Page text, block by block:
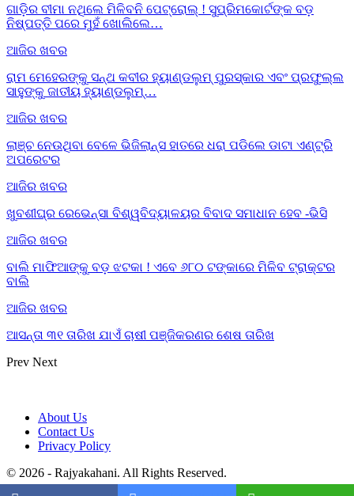
ଗାଡ଼ିର ବୀମା ନଥିଲେ ମିଳିବନି ପେଟ୍ରୋଲ୍ ! ସୁପ୍ରିମକୋର୍ଟଙ୍କ ବଡ଼
ନିଷ୍ପତ୍ତି ପରେ ମୁହଁ ଖୋଲିଲେ…
ଆଜିର ଖବର
ରାମ ମେହେରଙ୍କୁ ସନ୍ଥ କବୀର ହ୍ୟାଣ୍ଡଲୁମ୍ ପୁରସ୍କାର ଏବଂ ପ୍ରଫୁଲ୍ଲ
ସାହୁଙ୍କୁ ଜାତୀୟ ହ୍ୟାଣ୍ଡଲୁମ୍…
ଆଜିର ଖବର
ଲାଞ୍ଚ ନେଉଥିବା ବେଳେ ଭିଜିଲାନ୍ସ ହାତରେ ଧରା ପଡିଲେ ଡାଟା ଏଣ୍ଟ୍ରି
ଅପରେଟର
ଆଜିର ଖବର
ଖୁବଶୀଘ୍ର ରେଭେନ୍ସା ବିଶ୍ୱବିଦ୍ୟାଳୟର ବିବାଦ ସମାଧାନ ହେବ -ଭିସି
ଆଜିର ଖବର
ବାଲି ମାଫିଆଙ୍କୁ ବଡ଼ ଝଟକା ! ଏବେ ୬୮୦ ଟଙ୍କାରେ ମିଳିବ ଟ୍ରାକ୍ଟର
ବାଲି
ଆଜିର ଖବର
ଆସନ୍ତା ୩୧ ତାରିଖ ଯାଏଁ ଚାଷୀ ପଞ୍ଜିକରଣର ଶେଷ ତାରିଖ
Prev Next
About Us
Contact Us
Privacy Policy
© 2026 - Rajyakahani. All Rights Reserved.